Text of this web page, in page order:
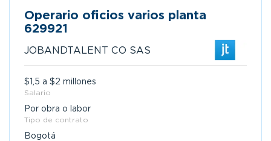
Operario oficios varios planta
629921
JOBANDTALENT CO SAS
$1,5 a $2 millones
Salario
Por obra o labor
Tipo de contrato
Bogotá